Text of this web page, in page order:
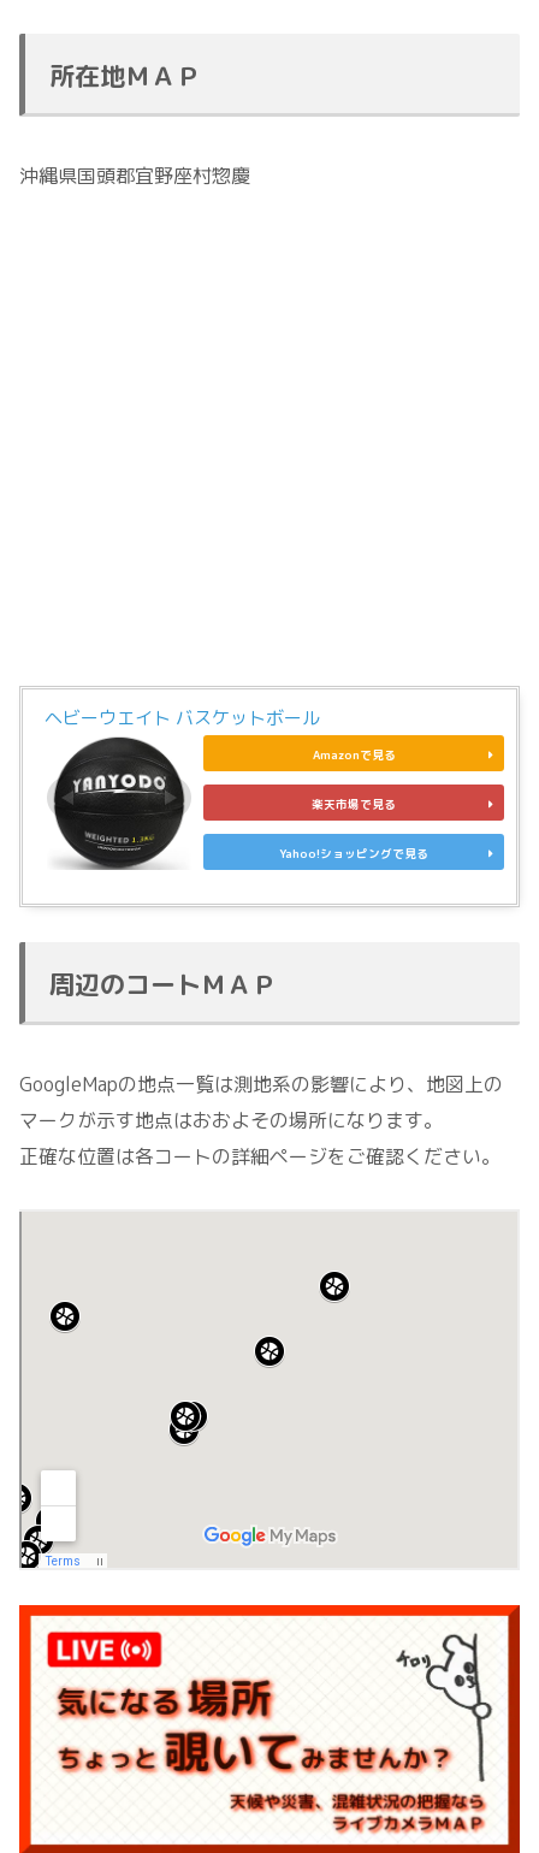
所在地ＭＡＰ
沖縄県国頭郡宜野座村惣慶
ヘビーウエイト バスケットボール
Amazonで見る
楽天市場で見る
Yahoo!ショッピングで見る
周辺のコートＭＡＰ
GoogleMapの地点一覧は測地系の影響により、地図上の
マークが示す地点はおおよその場所になります。
正確な位置は各コートの詳細ページをご確認ください。